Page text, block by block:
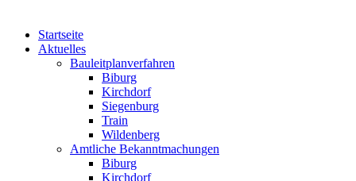
Startseite
Aktuelles
Bauleitplanverfahren
Biburg
Kirchdorf
Siegenburg
Train
Wildenberg
Amtliche Bekanntmachungen
Biburg
Kirchdorf